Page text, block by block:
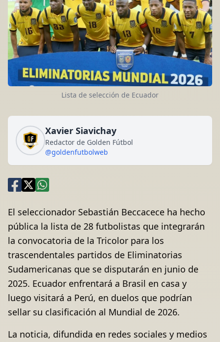
Lista de selección de Ecuador
Xavier Siavichay
Redactor de Golden Fútbol
@goldenfutbolweb
El seleccionador Sebastián Beccacece ha hecho
pública la lista de 28 futbolistas que integrarán
la convocatoria de la Tricolor para los
trascendentales partidos de Eliminatorias
Sudamericanas que se disputarán en junio de
2025. Ecuador enfrentará a Brasil en casa y
luego visitará a Perú, en duelos que podrían
sellar su clasificación al Mundial de 2026.
La noticia, difundida en redes sociales y medios